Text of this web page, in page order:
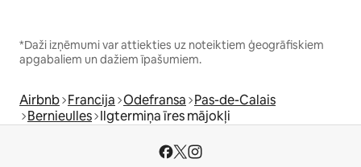
*Daži izņēmumi var attiekties uz noteiktiem ģeogrāfiskiem
apgabaliem un dažiem īpašumiem.
Airbnb Francija Odefransa Pas-de-Calais
Bernieulles Ilgtermiņa īres mājokļi